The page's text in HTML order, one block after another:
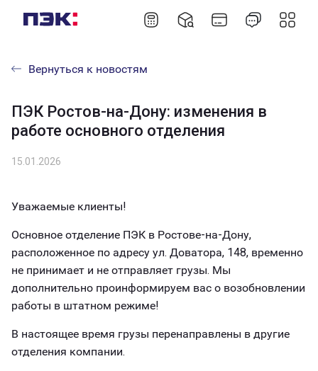
Вернуться к новостям
ПЭК Ростов-на-Дону: изменения в
работе основного отделения
15.01.2026
Уважаемые клиенты!
Основное отделение ПЭК в Ростове-на-Дону,
расположенное по адресу ул. Доватора, 148, временно
не принимает и не отправляет грузы. Мы
дополнительно проинформируем вас о возобновлении
работы в штатном режиме!
В настоящее время грузы перенаправлены в другие
отделения компании.